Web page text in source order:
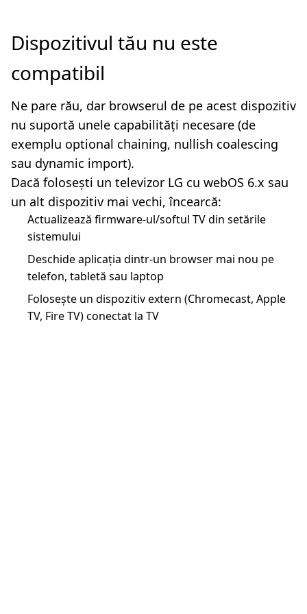
Dispozitivul tău nu este
compatibil
Ne pare rău, dar browserul de pe acest dispozitiv
nu suportă unele capabilități necesare (de
exemplu optional chaining, nullish coalescing
sau dynamic import).
Dacă folosești un televizor LG cu webOS 6.x sau
un alt dispozitiv mai vechi, încearcă:
Actualizează firmware-ul/softul TV din setările
sistemului
Deschide aplicația dintr-un browser mai nou pe
telefon, tabletă sau laptop
Folosește un dispozitiv extern (Chromecast, Apple
TV, Fire TV) conectat la TV